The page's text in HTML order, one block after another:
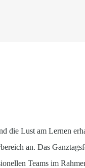
die Lust am Lernen
an. Das
Teams im